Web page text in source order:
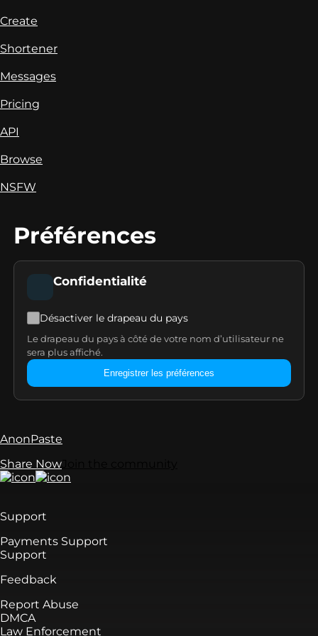
Create
Shortener
Messages
Pricing
API
Browse
NSFW
Préférences
Confidentialité
Désactiver le drapeau du pays
Le drapeau du pays à côté de votre nom d’utilisateur ne
sera plus affiché.
Enregistrer les préférences
AnonPaste
Share Now
Support
Payments Support
Support
Feedback
Report Abuse
DMCA
Law Enforcement